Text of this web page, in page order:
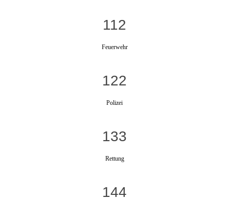
112
Feuerwehr
122
Polizei
133
Rettung
144